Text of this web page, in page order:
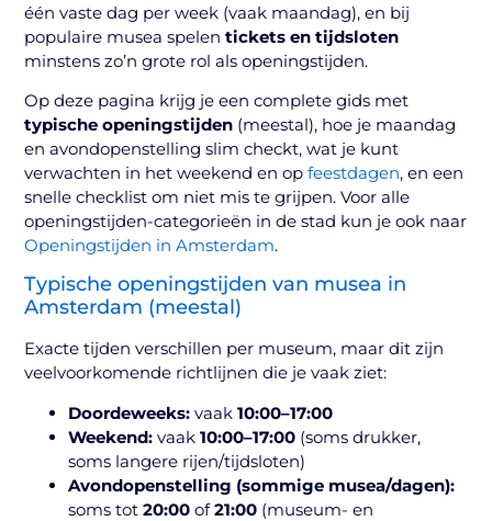
één vaste dag per week (vaak maandag), en bij
populaire musea spelentickets en tijdsloten
minstens zo’n grote rol als openingstijden.
Op deze pagina krijg je een complete gids met
typische openingstijden (meestal), hoe je maandag
en avondopenstelling slim checkt, wat je kunt
verwachten in het weekend en opfeestdagen, en een
snelle checklist om niet mis te grijpen. Voor alle
openingstijden-categorieën in de stad kun je ook naar
Openingstijden in Amsterdam.
Typische openingstijden van musea in
Amsterdam (meestal)
Exacte tijden verschillen per museum, maar dit zijn
veelvoorkomende richtlijnen die je vaak ziet:
Doordeweeks: vaak10:00–17:00
Weekend: vaak10:00–17:00 (soms drukker,
soms langere rijen/tijdsloten)
Avondopenstelling (sommige musea/dagen):
soms tot20:00 of21:00 (museum- en